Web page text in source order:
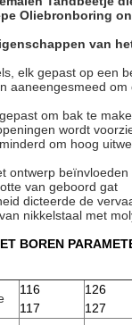
Oliebronboring
van
elk gepast op een
aaneengesmeed om
om bak te
wordt
om hoog
ontwerp
van geboord gat
dicteerde de
nikkelstaal met
BOREN
116
117
126
127